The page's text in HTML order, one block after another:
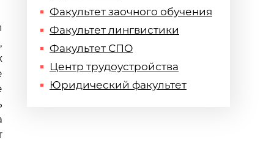
Факультет заочного обучения
Факультет лингвистики
Факультет СПО
Центр трудоустройства
Юридический факультет